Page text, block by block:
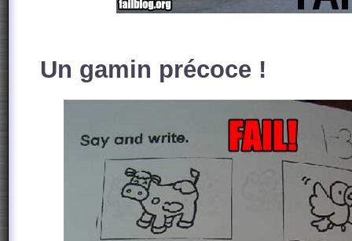
Un gamin précoce !